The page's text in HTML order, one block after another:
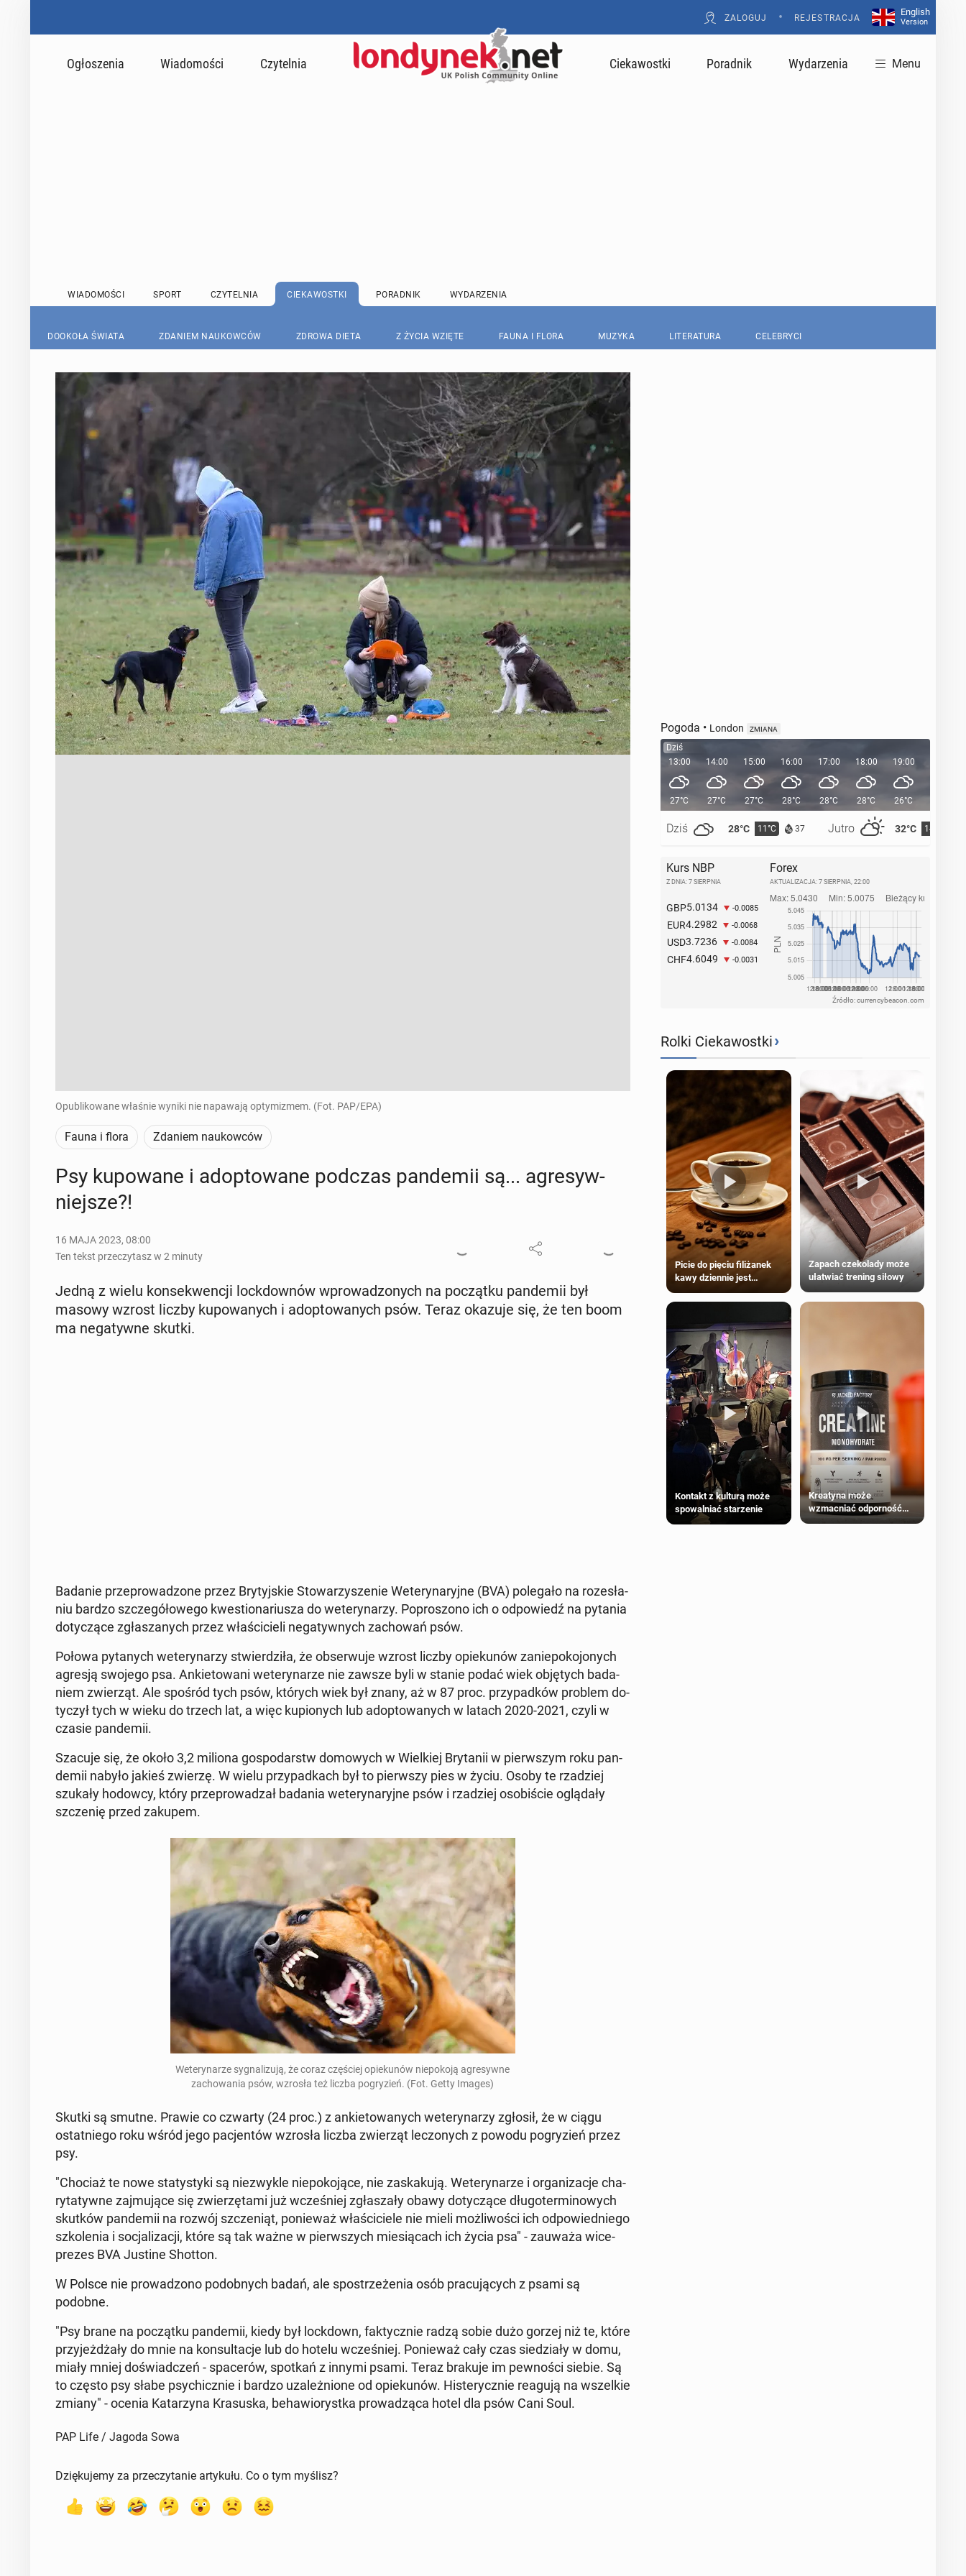
ZALOGUJ • REJESTRACJA
English
Version
Ogłoszenia Wiadomości Czytelnia Ciekawostki Poradnik Wydarzenia Menu
WIADOMOŚCI SPORT CZYTELNIA CIEKAWOSTKI PORADNIK WYDARZENIA
DOOKOŁA ŚWIATA ZDANIEM NAUKOWCÓW ZDROWA DIETA Z ŻYCIA WZIĘTE FAUNA I FLORA MUZYKA LITERATURA CELEBRYCI
Opublikowane właśnie wyniki nie napawają optymizmem. (Fot. PAP/EPA)
Fauna i flora Zdaniem naukowców
Psy ku­po­wa­ne i ad­op­to­wa­ne podczas pan­de­mii są... agre­syw­
niej­sze?!
16 MAJA 2023, 08:00
Ten tekst przeczytasz w 2 minuty
Jedną z wielu kon­se­kwen­cji lock­dow­nów wpro­wa­dzo­nych na po­cząt­ku pan­de­mii był
masowy wzrost liczby ku­po­wa­nych i ad­op­to­wa­nych psów. Teraz okazuje się, że ten boom
ma ne­ga­tyw­ne skutki.
Badanie prze­pro­wa­dzo­ne przez Bry­tyj­skie Sto­wa­rzy­sze­nie We­te­ry­na­ryj­ne (BVA) po­le­ga­ło na ro­ze­sła­
niu bardzo szcze­gó­ło­we­go kwe­stio­na­riu­sza do we­te­ry­na­rzy. Po­pro­szo­no ich o od­po­wiedź na pytania
do­ty­czą­ce zgła­sza­nych przez wła­ści­cie­li ne­ga­tyw­nych za­cho­wań psów.
Połowa py­ta­nych we­te­ry­na­rzy stwier­dzi­ła, że ob­ser­wu­je wzrost liczby opie­ku­nów za­nie­po­ko­jo­nych
agresją swojego psa. An­kie­to­wa­ni we­te­ry­na­rze nie zawsze byli w stanie podać wiek ob­ję­tych ba­da­
niem zwie­rząt. Ale spośród tych psów, których wiek był znany, aż w 87 proc. przy­pad­ków problem do­
ty­czył tych w wieku do trzech lat, a więc ku­pio­nych lub ad­op­to­wa­nych w latach 2020-2021, czyli w
czasie pan­de­mii.
Szacuje się, że około 3,2 miliona go­spo­darstw do­mo­wych w Wiel­kiej Bry­ta­nii w pierw­szym roku pan­
de­mii nabyło jakieś zwierzę. W wielu przy­pad­kach był to pierw­szy pies w życiu. Osoby te rza­dziej
szukały hodowcy, który prze­pro­wa­dzał badania we­te­ry­na­ryj­ne psów i rza­dziej oso­bi­ście oglą­da­ły
szcze­nię przed zakupem.
We­te­ry­na­rze sy­gna­li­zu­ją, że coraz czę­ściej opie­ku­nów nie­po­ko­ją agre­syw­ne
za­cho­wa­nia psów, wzrosła też liczba po­gry­zień. (Fot. Getty Images)
Skutki są smutne. Prawie co czwarty (24 proc.) z an­kie­to­wa­nych we­te­ry­na­rzy zgłosił, że w ciągu
ostat­nie­go roku wśród jego pa­cjen­tów wzrosła liczba zwie­rząt le­czo­nych z powodu po­gry­zień przez
psy.
"Chociaż te nowe sta­ty­sty­ki są nie­zwy­kle nie­po­ko­ją­ce, nie za­ska­ku­ją. We­te­ry­na­rze i or­ga­ni­za­cje cha­
ry­ta­tyw­ne zaj­mu­ją­ce się zwie­rzę­ta­mi już wcze­śniej zgła­sza­ły obawy do­ty­czą­ce dłu­go­ter­mi­no­wych
skutków pan­de­mii na rozwój szcze­niąt, po­nie­waż wła­ści­cie­le nie mieli moż­li­wo­ści ich od­po­wied­nie­go
szko­le­nia i so­cja­li­za­cji, które są tak ważne w pierw­szych mie­sią­cach ich życia psa" - zauważa wi­ce­
pre­zes BVA Justine Shotton.
W Polsce nie pro­wa­dzo­no po­dob­nych badań, ale spo­strze­że­nia osób pra­cu­ją­cych z psami są
podobne.
"Psy brane na po­cząt­ku pan­de­mii, kiedy był lock­down, fak­tycz­nie radzą sobie dużo gorzej niż te, które
przy­jeż­dża­ły do mnie na kon­sul­ta­cje lub do hotelu wcze­śniej. Po­nie­waż cały czas sie­dzia­ły w domu,
miały mniej do­świad­czeń - spa­ce­rów, spotkań z innymi psami. Teraz brakuje im pew­no­ści siebie. Są
to często psy słabe psy­chicz­nie i bardzo uza­leż­nio­ne od opie­ku­nów. Hi­ste­rycz­nie reagują na wszel­kie
zmiany" - ocenia Ka­ta­rzy­na Kra­su­ska, be­ha­wio­ryst­ka pro­wa­dzą­ca hotel dla psów Cani Soul.
PAP Life / Jagoda Sowa
Dziękujemy za przeczytanie artykułu. Co o tym myślisz?
Pogoda • London ZMIANA
Dziś
13:00
27°C
Dziś 28°C 11°C 37 Jutro 32°C 14°C
14:00
27°C
15:00
27°C
16:00
28°C
17:00
28°C
18:00
28°C
19:00
26°C
Kurs NBP
Z DNIA: 7 SIERPNIA
GBP5.0134 -0.0085
EUR4.2982 -0.0068
USD3.7236 -0.0084
CHF4.6049 -0.0031
Forex
AKTUALIZACJA: 7 SIERPNIA, 22:00
Źródło: currencybeacon.com
Rolki Ciekawostki›
Picie do pięciu filiżanek
kawy dziennie jest
większości dorosłych
Zapach czekolady może
ułatwiać trening siłowy
Kontakt z kulturą może
spowalniać starzenie
Kreatyna może
wzmacniać odporność
przeciw nowotworom